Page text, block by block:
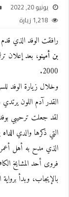
يونيو 20, 2022
1,218 زيارة
رافقت الوفد الذي
بن أمينو، بعد إعلان
2000.
وخلال زيارة الوفد
القدر آدم اللون
لقد جعلت ترحيبي
التي ذكرها والدي
الذي مدح به أهل
فروى أحد المشايخ
بالإيجاب، وبدأ